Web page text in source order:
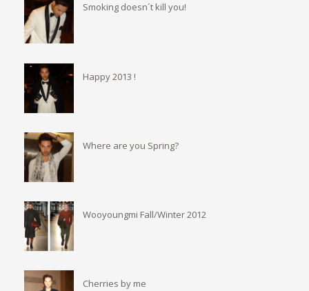
Smoking doesn´t kill you!
Happy 2013 !
Where are you Spring?
Wooyoungmi Fall/Winter 2012
Cherries by me